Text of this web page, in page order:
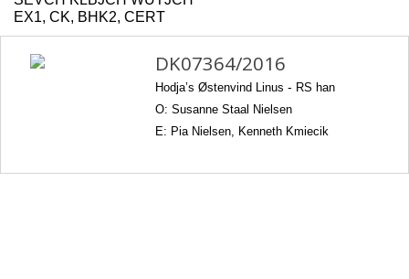
EX1, CK, BHK2, CERT
DK07364/2016
Hodja’s Østenvind Linus - RS han
O: Susanne Staal Nielsen
E: Pia Nielsen, Kenneth Kmiecik